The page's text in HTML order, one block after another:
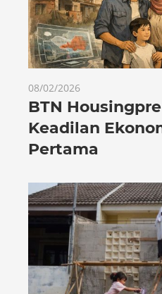
08/02/2026
BTN
Keadilan
Pertama